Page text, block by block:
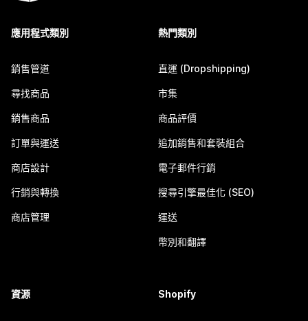
應用程式類別
銷售管道
尋找商品
銷售商品
訂單與運送
商店設計
行銷與轉換
商店管理
熱門類別
直運 (Dropshipping)
市集
商品評價
追加銷售和套裝組合
電子郵件行銷
搜尋引擎最佳化 (SEO)
運送
幣別和翻譯
資源 Shopify